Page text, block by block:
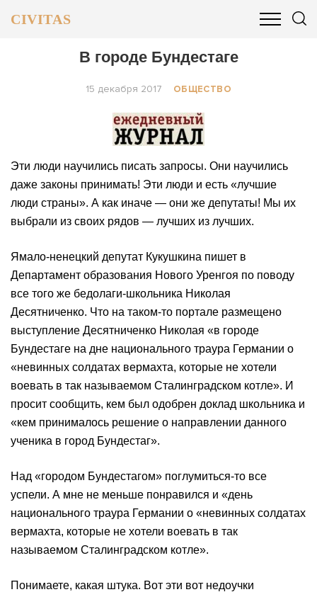
CIVITAS
ОБЩЕСТВО БИЗНЕС И ФИНАНСЫ
В городе Бундестаге
15 декабря 2017 ОБЩЕСТВО
Эти люди научились писать запросы. Они научились
даже законы принимать! Эти люди и есть «лучшие
люди страны». А как иначе — они же депутаты! Мы их
выбрали из своих рядов — лучших из лучших.
Ямало-ненецкий депутат Кукушкина пишет в
Департамент образования Нового Уренгоя по поводу
все того же бедолаги-школьника Николая
Десятниченко. Что на таком-то портале размещено
выступление Десятниченко Николая «в городе
Бундестаге на дне национального траура Германии о
«невинных солдатах вермахта, которые не хотели
воевать в так называемом Сталинградском котле». И
просит сообщить, кем был одобрен доклад школьника и
«кем принималось решение о направлении данного
ученика в город Бундестаг».
Над «городом Бундестагом» поглумиться-то все
успели. А мне не меньше понравился и «день
национального траура Германии о «невинных солдатах
вермахта, которые не хотели воевать в так
называемом Сталинградском котле».
Понимаете, какая штука. Вот эти вот недоучки